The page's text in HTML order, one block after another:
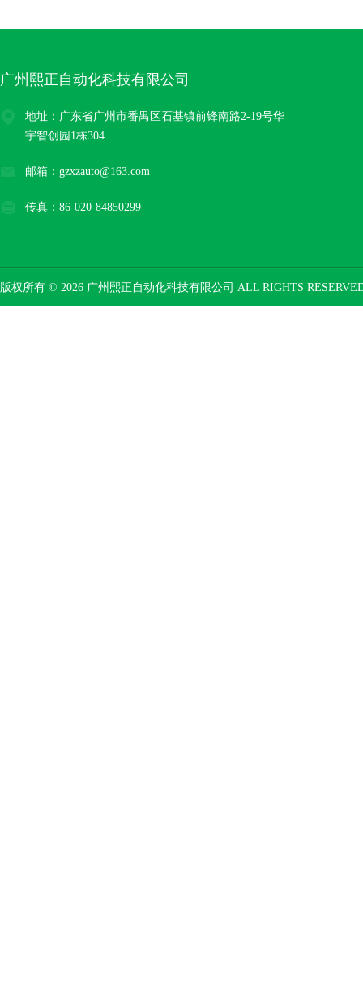
广州熙正自动化科技有限公司
地址：广东省广州市番禺区石基镇前锋南路2-19号华
宇智创园1栋304
邮箱：gzxzauto@163.com
传真：86-020-84850299
版权所有 © 2026 广州熙正自动化科技有限公司 ALL RIGHTS